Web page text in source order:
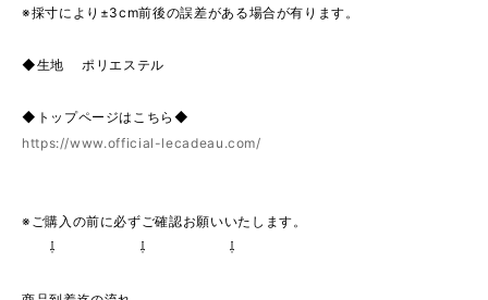
※採寸により±3cm前後の誤差がある場合が有ります。
◆生地 ポリエステル
◆トップページはこちら◆
https://www.official-lecadeau.com/
※ご購入の前に必ずご確認お願いいたします。
⇩ ⇩ ⇩